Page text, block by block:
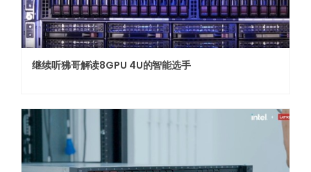
继续听狒哥解读8GPU 4U的智能选手